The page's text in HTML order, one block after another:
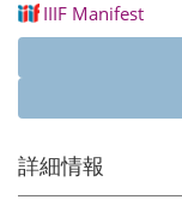
IIIF Manifest
詳細情報